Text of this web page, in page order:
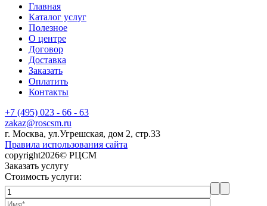
Главная
Каталог услуг
Полезное
О центре
Договор
Доставка
Заказать
Оплатить
Контакты
+7 (495) 023 - 66 - 63
zakaz@roscsm.ru
г. Москва, ул.Угрешская, дом 2, стр.33
Правила использования сайта
copyright2026© РЦСМ
Заказать услугу
Стоимость услуги: